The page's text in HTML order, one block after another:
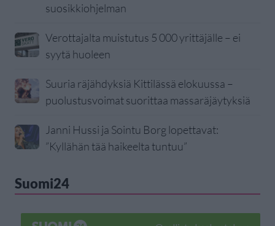
suosikkiohjelman
Verottajalta muistutus 5 000 yrittäjälle – ei
syytä huoleen
Suuria räjähdyksiä Kittilässä elokuussa –
puolustusvoimat suorittaa massaräjäytyksiä
Janni Hussi ja Sointu Borg lopettavat:
”Kyllähän tää haikeelta tuntuu”
Suomi24